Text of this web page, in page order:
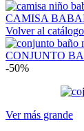
CAMISA
Volver al catálogo
CONJUNTO
-50%
Ver más grande